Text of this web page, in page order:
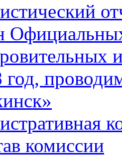
год,
комиссии